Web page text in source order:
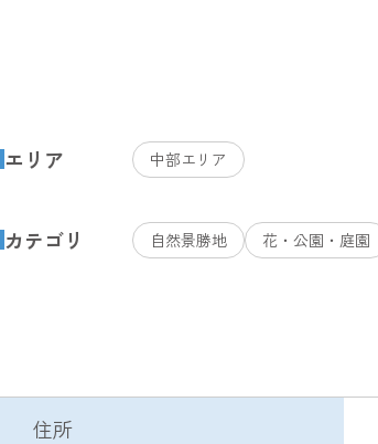
エリア 中部エリア
カテゴリ 自然景勝地 花・公園・庭園
住所